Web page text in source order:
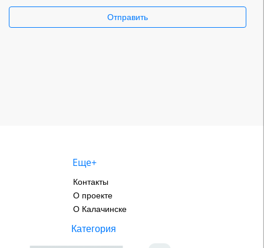
Отправить
Еще+
Контакты
О проекте
О Калачинске
Категория